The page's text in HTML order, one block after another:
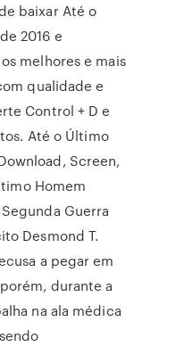
baixar Até o
2016 e
melhores e mais
qualidade e
Control + D e
Até o Último
Screen,
Homem
Guerra
Desmond T.
a pegar em
durante a
na ala médica